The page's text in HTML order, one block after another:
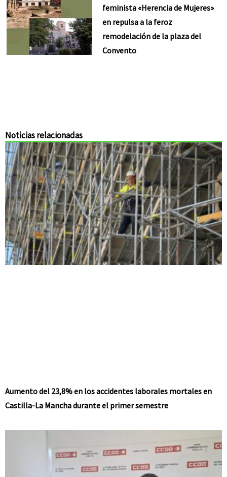
feminista «Herencia de Mujeres»
en repulsa a la feroz
remodelación de la plaza del
Convento
Noticias relacionadas
Aumento del 23,8% en los accidentes laborales mortales en
Castilla-La Mancha durante el primer semestre